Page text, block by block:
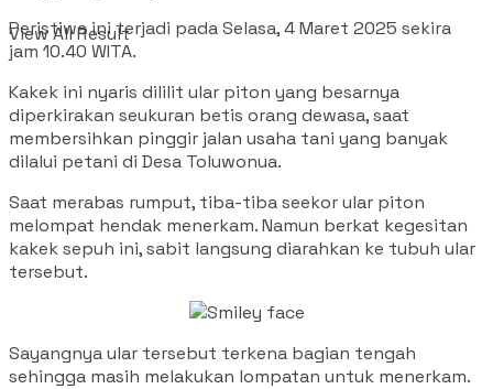
View All Result
Peristiwa ini terjadi pada Selasa, 4 Maret 2025 sekira
jam 10.40 WITA.
Kakek ini nyaris dililit ular piton yang besarnya
diperkirakan seukuran betis orang dewasa, saat
membersihkan pinggir jalan usaha tani yang banyak
dilalui petani di Desa Toluwonua.
Saat merabas rumput, tiba-tiba seekor ular piton
melompat hendak menerkam. Namun berkat kegesitan
kakek sepuh ini, sabit langsung diarahkan ke tubuh ular
tersebut.
Sayangnya ular tersebut terkena bagian tengah
sehingga masih melakukan lompatan untuk menerkam.